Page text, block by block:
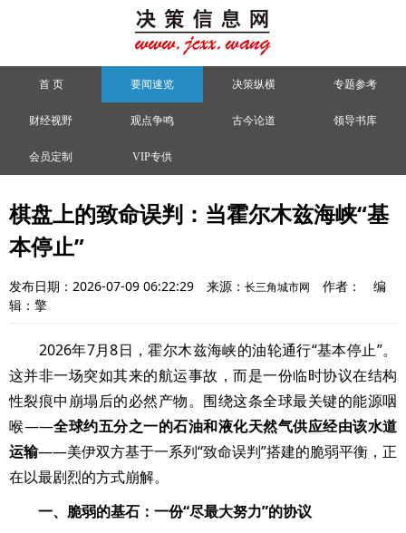
首 页 要闻速览 决策纵横 专题参考
财经视野 观点争鸣 古今论道 领导书库
会员定制 VIP专供
棋盘上的致命误判：当霍尔木兹海峡“基
本停止”
发布日期：2026-07-09 06:22:29 来源： 长三角城市网 作者：
编
辑：擎
2026年7月8日，霍尔木兹海峡的油轮通行“基本停止”。
这并非一场突如其来的航运事故，而是一份临时协议在结构
性裂痕中崩塌后的必然产物。围绕这条全球最关键的能源咽
喉——全球约五分之一的石油和液化天然气供应经由该水道
运输——美伊双方基于一系列“致命误判”搭建的脆弱平衡，正
在以最剧烈的方式崩解。
一、脆弱的基石：一份“尽最大努力”的协议